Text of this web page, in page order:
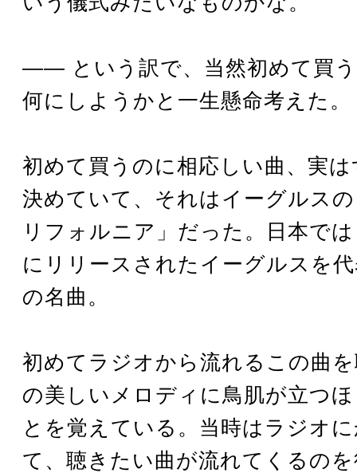
―― という訳で、当然初めて買
何にしようかと一生懸命考えた。
初めて買うのに相応しい曲、実
決めていて、それはイーグルス
リフォルニア」だった。日本で
にリリースされたイーグルスを
の名曲。
初めてラジオから流れるこの曲
の美しいメロディに鳥肌が立つ
とを覚えている。当時はラジオ
て、聴きたい曲が流れてくるの